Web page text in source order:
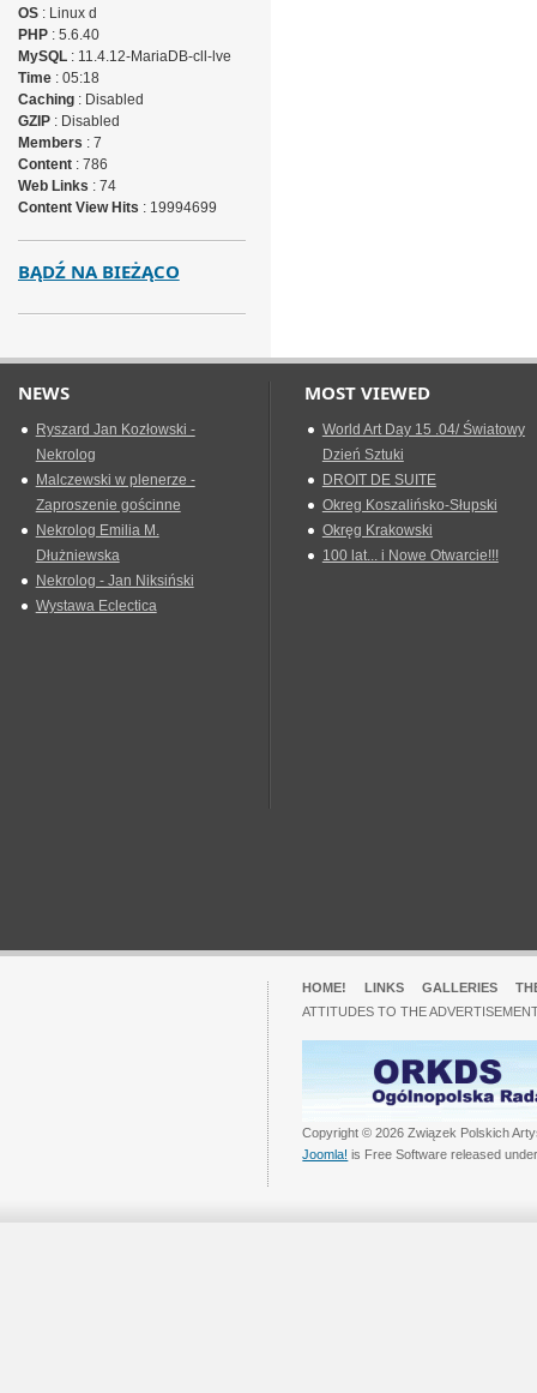
OS: Linux d
PHP: 5.6.40
MySQL: 11.4.12-MariaDB-cll-lve
Time: 05:18
Caching: Disabled
GZIP: Disabled
Members : 7
Content: 786
Web Links : 74
Content View Hits : 19994699
BĄDŹ NA BIEŻĄCO
NEWS
Ryszard Jan Kozłowski -
Nekrolog
Malczewski w plenerze -
Zaproszenie gościnne
Nekrolog Emilia M.
Dłużniewska
Nekrolog - Jan Niksiński
Wystawa Eclectica
MOST VIEWED
World Art Day 15 .04/ Światowy
Dzień Sztuki
DROIT DE SUITE
Okreg Koszalińsko-Słupski
Okręg Krakowski
100 lat... i Nowe Otwarcie!!!
HOME! LINKS GALLERIES
ATTITUDES TO THE
Copyright © 2026 Związek Polskich
Joomla! is Free Software released